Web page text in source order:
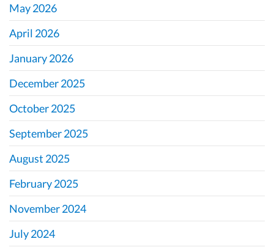
May 2026
April 2026
January 2026
December 2025
October 2025
September 2025
August 2025
February 2025
November 2024
July 2024